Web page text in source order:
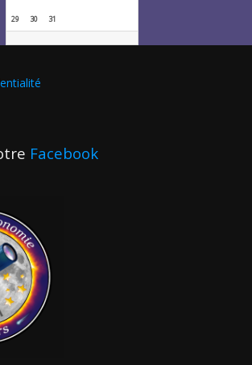
29 30 31
Facebook